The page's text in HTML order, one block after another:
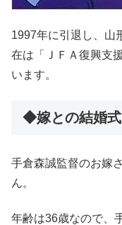
1997年に引退し、山
在は「ＪＦＡ復興支
います。
◆嫁との結婚式
手倉森誠監督のお嫁
ん。
年齢は36歳なので、